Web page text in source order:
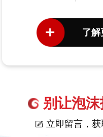
了解
别让泡沫
立即留言，获